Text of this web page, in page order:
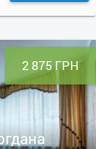
2 875 ГРН